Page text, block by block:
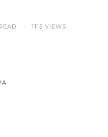
1115 VIEWS